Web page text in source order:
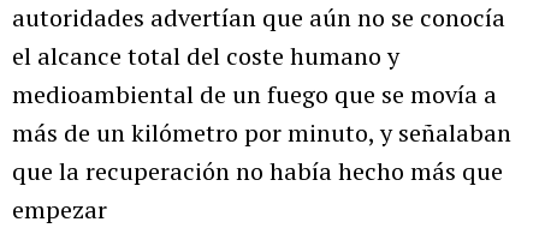
autoridades advertían que aún no se conocía
el alcance total del coste humano y
medioambiental de un fuego que se movía a
más de un kilómetro por minuto, y señalaban
que la recuperación no había hecho más que
empezar